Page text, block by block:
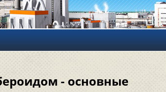
- основные